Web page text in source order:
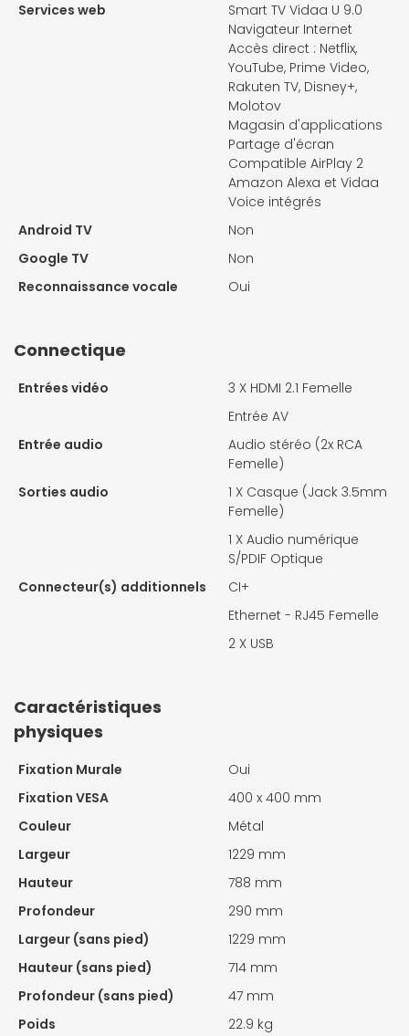
Services web
Smart TV Vidaa U 9.0
Navigateur Internet
Accès direct : Netflix,
YouTube, Prime Video,
Rakuten TV, Disney+,
Molotov
Magasin d'applications
Partage d'écran
Compatible AirPlay 2
Amazon Alexa et Vidaa
Voice intégrés
Android TV
Non
Google TV
Non
Reconnaissance vocale
Oui
Connectique
Entrées vidéo 3 X HDMI 2.1 Femelle
Entrée AV
Entrée audio
Audio stéréo (2x RCA
Femelle)
Sorties audio
1 X Casque (Jack 3.5mm
Femelle)
1 X Audio numérique
S/PDIF Optique
Connecteur(s) additionnels
CI+
Ethernet - RJ45 Femelle
2 X USB
Caractéristiques
physiques
Fixation Murale
Oui
Fixation VESA
400 x 400 mm
Couleur
Métal
Largeur
1229 mm
Hauteur
788 mm
Profondeur
290 mm
Largeur (sans pied)
1229 mm
Hauteur (sans pied)
714 mm
Profondeur (sans pied)
47 mm
Poids
22.9 kg